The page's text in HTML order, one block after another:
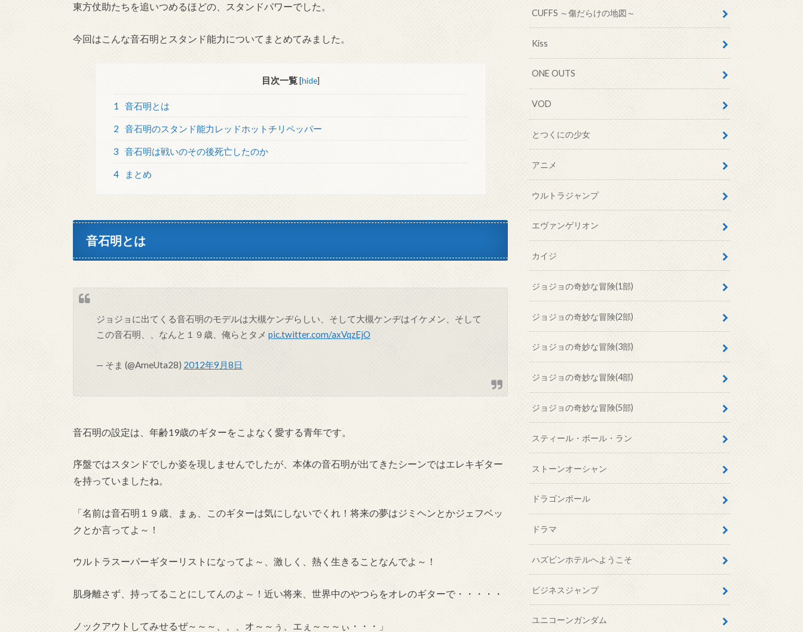
東方仗助たちを追いつめるほどの、スタンドパワーでした。
今回はこんな音石明とスタンド能力についてまとめてみました。
目次一覧 [hide]
1 音石明とは
2 音石明のスタンド能力レッドホットチリペッパー
3 音石明は戦いのその後死亡したのか
4 まとめ
音石明とは
ジョジョに出てくる音石明のモデルは大槻ケンヂらしい、そして大槻ケンヂはイケメン、そして
この音石明、、なんと１９歳、俺らとタメ pic.twitter.com/axVqzEjO
— そま (@AmeUta28) 2012年9月8日
音石明の設定は、年齢19歳のギターをこよなく愛する青年です。
序盤ではスタンドでしか姿を現しませんでしたが、本体の音石明が出てきたシーンではエレキギター
を持っていましたね。
「名前は音石明１９歳、まぁ、このギターは気にしないでくれ！将来の夢はジミヘンとかジェフベッ
クとか言ってよ～！
ウルトラスーパーギターリストになってよ～、激しく、熱く生きることなんでよ～！
肌身離さず、持ってることにしてんのよ～！近い将来、世界中のやつらをオレのギターで・・・・・
ノックアウトしてみせるぜ～～～、、、オ～～ぅ、エぇ～～～ぃ・・・」
CUFFS ～傷だらけの地図～
Kiss
ONE OUTS
VOD
とつくにの少女
アニメ
ウルトラジャンプ
エヴァンゲリオン
カイジ
ジョジョの奇妙な冒険(1部)
ジョジョの奇妙な冒険(2部)
ジョジョの奇妙な冒険(3部)
ジョジョの奇妙な冒険(4部)
ジョジョの奇妙な冒険(5部)
スティール・ボール・ラン
ストーンオーシャン
ドラゴンボール
ドラマ
ハズビンホテルへようこそ
ビジネスジャンプ
ユニコーンガンダム